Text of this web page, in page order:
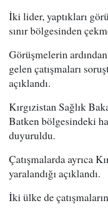
İki lider, yaptıkları
sınır bölgesinden
Görüşmelerin
gelen çatışmaları
açıklandı.
Kırgızistan Sağlık
Batken bölgesindeki
duyuruldu.
Çatışmalarda ayrıca
yaralandığı açıklandı.
İki ülke de